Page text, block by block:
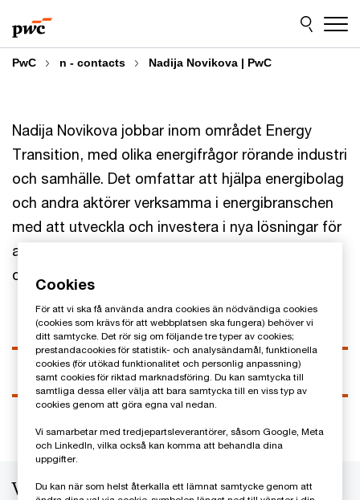
to
content
to
footer
PwC n - contacts Nadija Novikova | PwC
Nadija Novikova jobbar inom området Energy
Transition, med olika energifrågor rörande industri
och samhälle. Det omfattar att hjälpa energibolag
och andra aktörer verksamma i energibranschen
med att utveckla och investera i nya lösningar för
att accelerera övergången till ett mer förnybart
och hållbart system.
Vilka utmaningar och möjligheter ser
Cookies
För att vi ska få använda andra cookies än nödvändiga cookies
(cookies som krävs för att webbplatsen ska fungera) behöver vi
ditt samtycke. Det rör sig om följande tre typer av cookies;
prestandacookies för statistik- och analysändamål, funktionella
cookies (för utökad funktionalitet och personlig anpassning)
samt cookies för riktad marknadsföring. Du kan samtycka till
samtliga dessa eller välja att bara samtycka till en viss typ av
cookies genom att göra egna val nedan.
Vi samarbetar med tredjepartsleverantörer, såsom Google, Meta
och LinkedIn, vilka också kan komma att behandla dina
uppgifter.
Du kan när som helst återkalla ett lämnat samtycke genom att